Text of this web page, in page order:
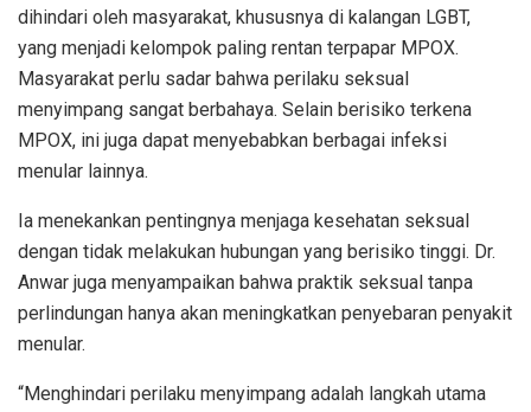
dihindari oleh masyarakat, khususnya di kalangan LGBT,
yang menjadi kelompok paling rentan terpapar MPOX.
Masyarakat perlu sadar bahwa perilaku seksual
menyimpang sangat berbahaya. Selain berisiko terkena
MPOX, ini juga dapat menyebabkan berbagai infeksi
menular lainnya.
Ia menekankan pentingnya menjaga kesehatan seksual
dengan tidak melakukan hubungan yang berisiko tinggi. Dr.
Anwar juga menyampaikan bahwa praktik seksual tanpa
perlindungan hanya akan meningkatkan penyebaran penyakit
menular.
“Menghindari perilaku menyimpang adalah langkah utama